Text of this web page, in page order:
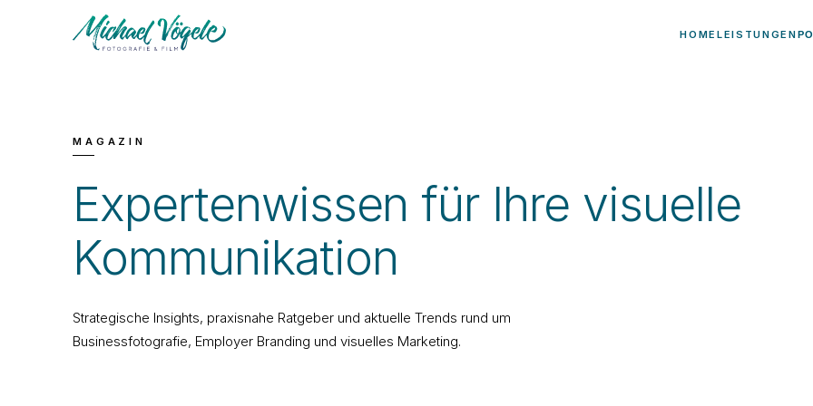
HOMELEISTUNGEN
MAGAZIN
Expertenwissen für Ihre visuelle
Kommunikation
Strategische Insights, praxisnahe Ratgeber und aktuelle Trends rund um
Businessfotografie, Employer Branding und visuelles Marketing.